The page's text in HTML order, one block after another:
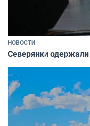
НОВОСТИ
Северянки одержали